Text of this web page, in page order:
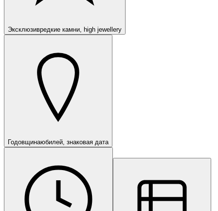
Эксклюзивредкие камни, high jewellery
Годовщинаюбилей, знаковая дата